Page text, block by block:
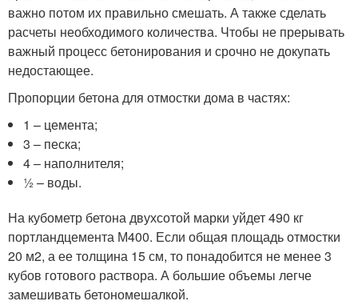
важно потом их правильно смешать. А также сделать
расчеты необходимого количества. Чтобы не прерывать
важный процесс бетонирования и срочно не докупать
недостающее.
Пропорции бетона для отмостки дома в частях:
1 – цемента;
3 – песка;
4 – наполнителя;
½ – воды.
На кубометр бетона двухсотой марки уйдет 490 кг
портландцемента М400. Если общая площадь отмостки
20 м2, а ее толщина 15 см, то понадобится не менее 3
кубов готового раствора. А большие объемы легче
замешивать бетономешалкой.